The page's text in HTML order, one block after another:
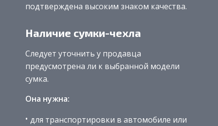
подтверждена высоким знаком качества.
Наличие сумки-чехла
Следует уточнить у продавца
предусмотрена ли к выбранной модели
сумка.
Она нужна:
для транспортировки в автомобиле или